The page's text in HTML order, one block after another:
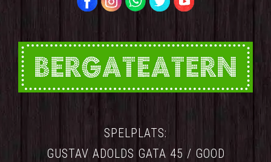
SPELPLATS:
GUSTAV ADOLDS GATA 45 / GOOD